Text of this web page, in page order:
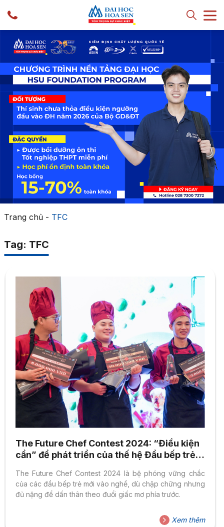
Trang chủ- TFC
Tag: TFC
The Future Chef Contest 2024: “Điều kiện
cần” để phát triển của thế hệ Đầu bếp trẻ
The Future Chef Contest 2024 là bệ phóng vững chắc
của các đầu bếp trẻ mới vào nghề, dù chập chững nhưng
đủ nặng để dấn thân theo đuổi giấc mơ phía trước.
Xem thêm